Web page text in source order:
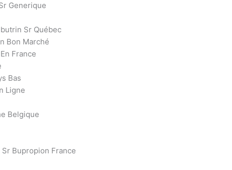
Generique
Sr Québec
Bon Marché
France
Bas
Ligne
Belgique
Bupropion France